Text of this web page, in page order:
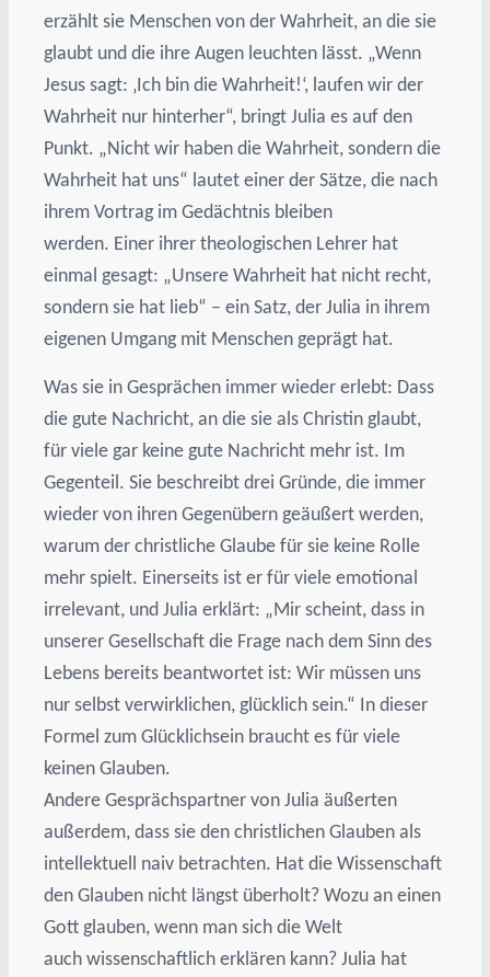
erzählt sie Menschen von der Wahrheit, an die sie
glaubt und die ihre Augen leuchten lässt. „Wenn
Jesus sagt: ‚Ich bin die Wahrheit!‘, laufen wir der
Wahrheit nur hinterher“, bringt Julia es auf den
Punkt. „Nicht wir haben die Wahrheit, sondern die
Wahrheit hat uns“ lautet einer der Sätze, die nach
ihrem Vortrag im Gedächtnis bleiben
werden. Einer ihrer theologischen Lehrer hat
einmal gesagt: „Unsere Wahrheit hat nicht recht,
sondern sie hat lieb“ – ein Satz, der Julia in ihrem
eigenen Umgang mit Menschen geprägt hat.
Was sie in Gesprächen immer wieder erlebt: Dass
die gute Nachricht, an die sie als Christin glaubt,
für viele gar keine gute Nachricht mehr ist. Im
Gegenteil. Sie beschreibt drei Gründe, die immer
wieder von ihren Gegenübern geäußert werden,
warum der christliche Glaube für sie keine Rolle
mehr spielt. Einerseits ist er für viele emotional
irrelevant, und Julia erklärt: „Mir scheint, dass in
unserer Gesellschaft die Frage nach dem Sinn des
Lebens bereits beantwortet ist: Wir müssen uns
nur selbst verwirklichen, glücklich sein.“ In dieser
Formel zum Glücklichsein braucht es für viele
keinen Glauben.
Andere Gesprächspartner von Julia äußerten
außerdem, dass sie den christlichen Glauben als
intellektuell naiv betrachten. Hat die Wissenschaft
den Glauben nicht längst überholt? Wozu an einen
Gott glauben, wenn man sich die Welt
auch wissenschaftlich erklären kann? Julia hat